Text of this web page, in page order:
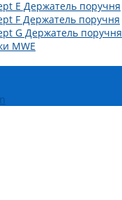
E Держатель поручня
F Держатель поручня
G Держатель поручня
MWE